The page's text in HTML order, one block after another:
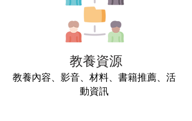
教養資源
教養內容、影音、材料、書籍推薦、活
動資訊